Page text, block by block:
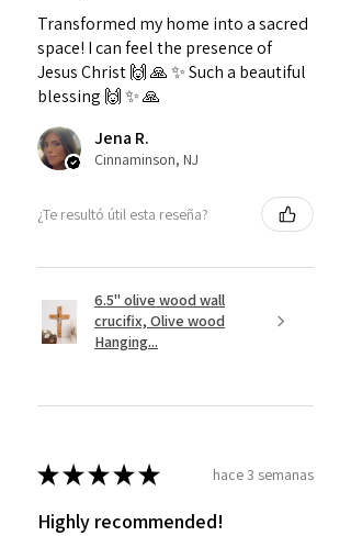
Transformed my home into a sacred
space! I can feel the presence of
Jesus Christ 🙌 🙏 ✨️ Such a beautiful
blessing 🙌 ✨️ 🙏
Jena R.
Cinnaminson, NJ
¿Te resultó útil esta reseña?
6.5" olive wood wall
crucifix, Olive wood
Hanging...
★★★★★ hace 3 semanas
Highly recommended!